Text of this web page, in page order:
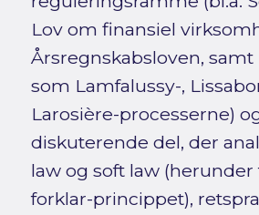
Lov om finansiel
Årsregnskabsloven,
som Lamfalussy-,
Larosière-processerne)
diskuterende del, der
law og soft law (herunder
forklar-princippet),